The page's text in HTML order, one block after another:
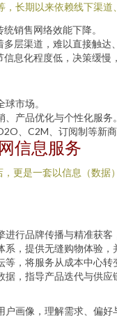
长期以来依赖线下渠
销售网络效能下降。
层渠道，难以直接触达
息化程度低，决策缓慢
市场。
产品优化与个性化服务。
、C2M、订阅制等新商
信息服务
更是一套以信息（数
行品牌传播与精准获客
，提供无缝购物体验，
等，将服务从成本中心转
据，指导产品迭代与供应
画像，理解需求、偏好